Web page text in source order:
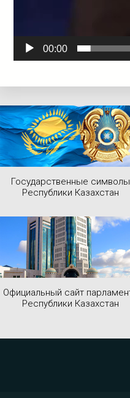
00:00
Государственные символы
Республики Казахстан
Официальный сайт
Республики Казахстан